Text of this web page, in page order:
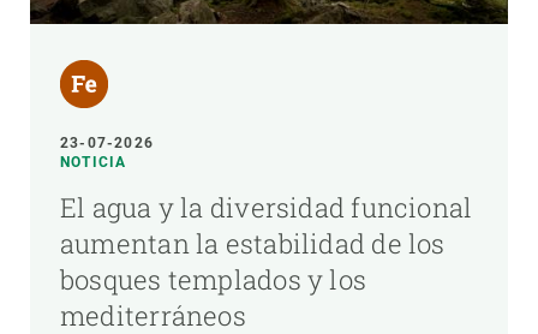
23-07-2026
NOTICIA
El agua y la diversidad funcional
aumentan la estabilidad de los
bosques templados y los
mediterráneos